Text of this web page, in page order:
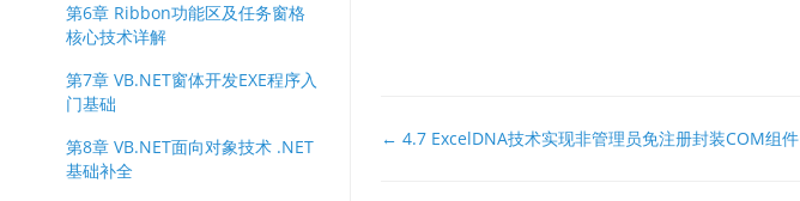
第6章 Ribbon功能区及任务窗格
核心技术详解
第7章 VB.NET窗体开发EXE程序入
门基础
第8章 VB.NET面向对象技术 .NET
基础补全
文
← 4.7 ExcelDNA技术实现非管理员免注册封装COM组件